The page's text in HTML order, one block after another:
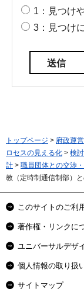
1：見つけ
3：見つけ
トップページ > 府政運
ロセスの見える化 > 検
計 > 職員団体との交渉
教（定時制通信制部）
このサイトのご利
著作権・リンクに
ユニバーサルデザ
個人情報の取り扱
サイトマップ